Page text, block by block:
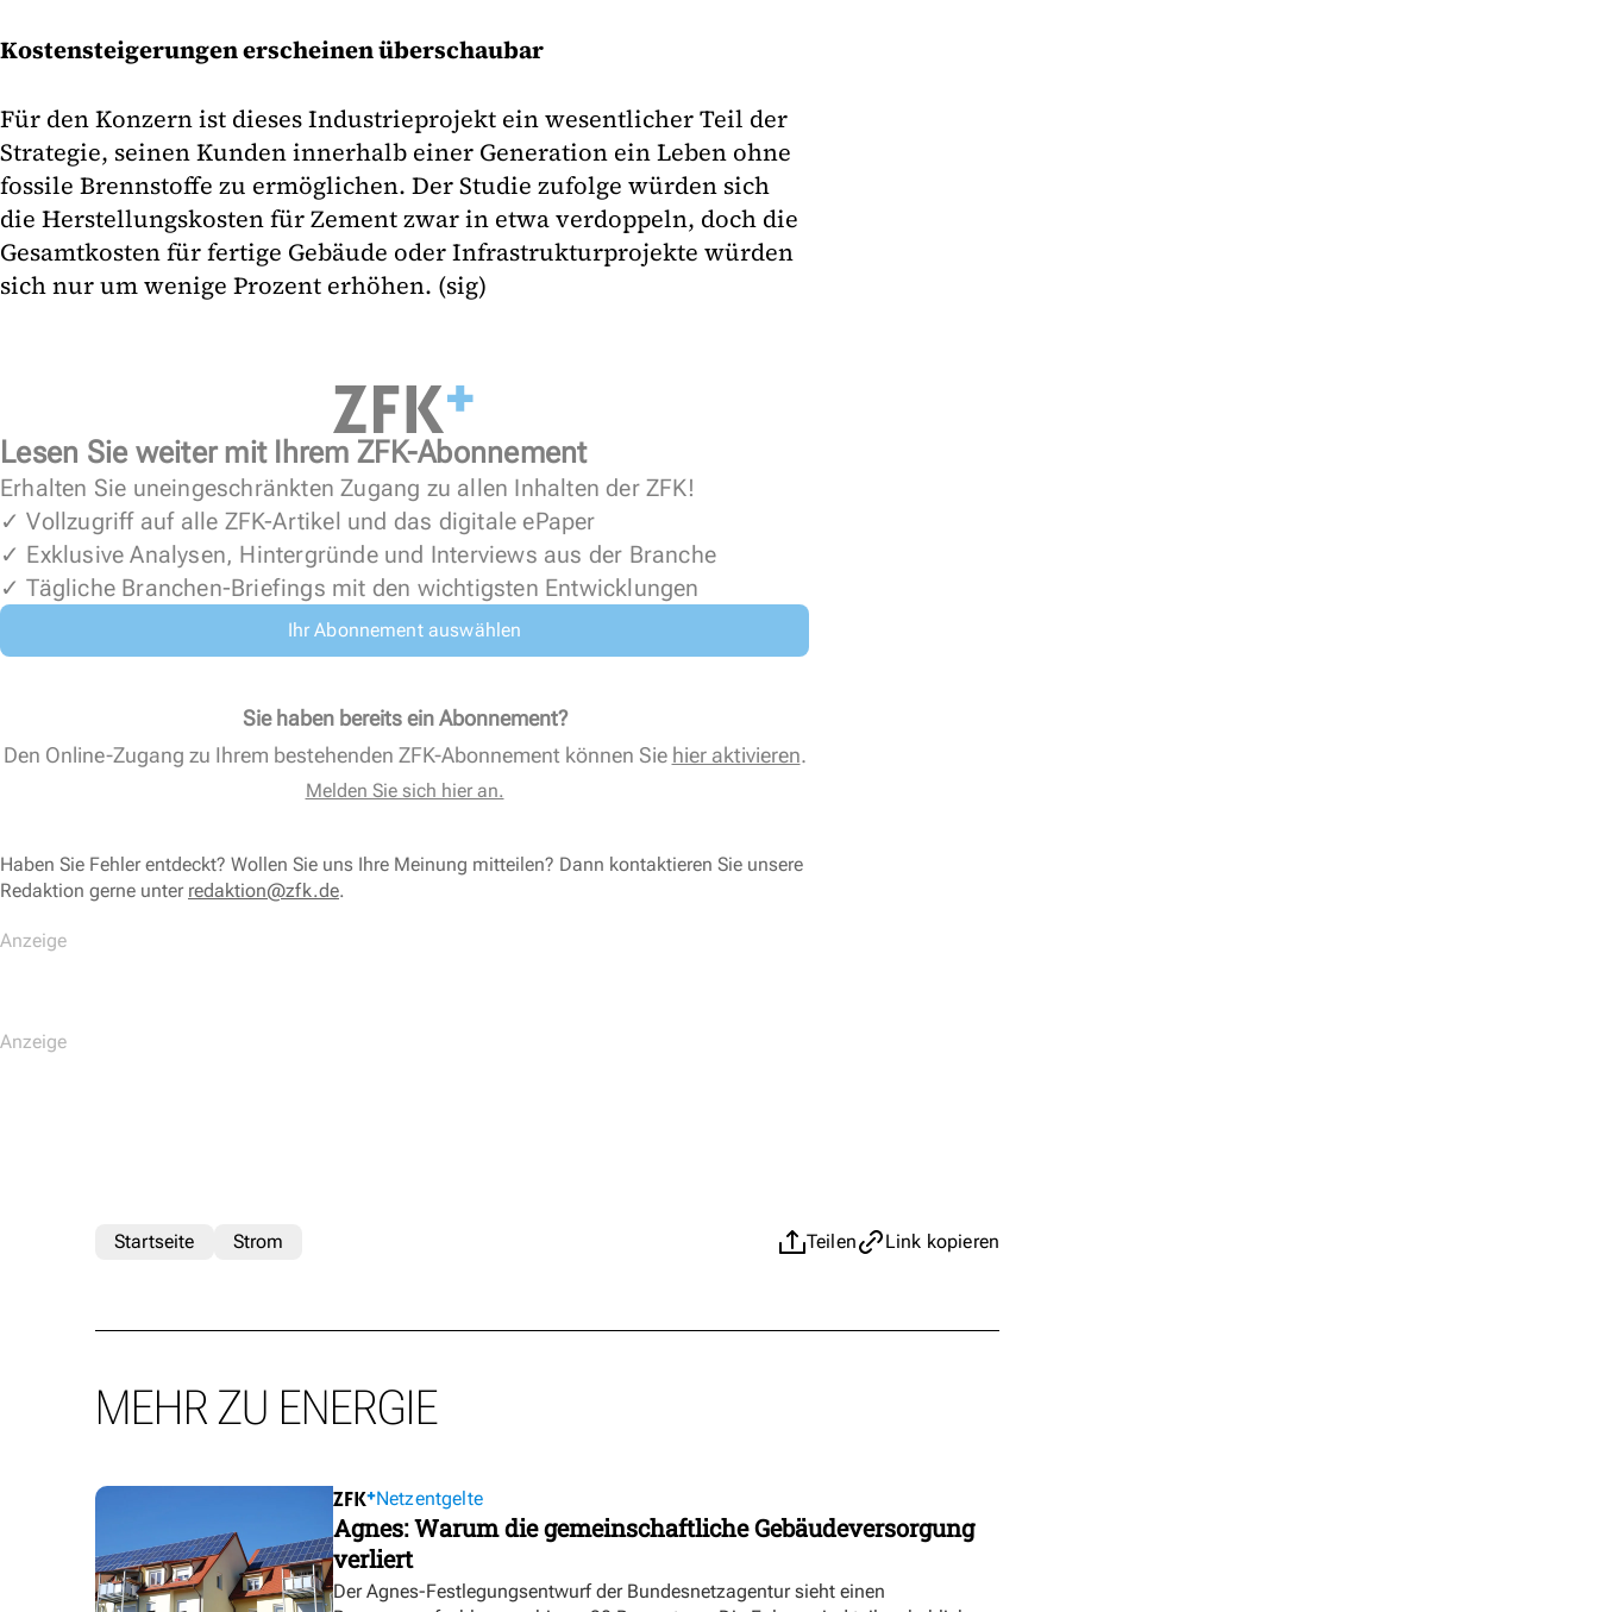
Kostensteigerungen erscheinen überschaubar
Für den Konzern ist dieses Industrieprojekt ein wesentlicher Teil der
Strategie, seinen Kunden innerhalb einer Generation ein Leben ohne
fossile Brennstoffe zu ermöglichen. Der Studie zufolge würden sich
die Herstellungskosten für Zement zwar in etwa verdoppeln, doch die
Gesamtkosten für fertige Gebäude oder Infrastrukturprojekte würden
sich nur um wenige Prozent erhöhen. (sig)
Lesen Sie weiter mit Ihrem ZFK-Abonnement
Erhalten Sie uneingeschränkten Zugang zu allen Inhalten der ZFK!
✓ Vollzugriff auf alle ZFK-Artikel und das digitale ePaper
✓ Exklusive Analysen, Hintergründe und Interviews aus der Branche
✓ Tägliche Branchen-Briefings mit den wichtigsten Entwicklungen
Ihr Abonnement auswählen
Sie haben bereits ein Abonnement?
Den Online-Zugang zu Ihrem bestehenden ZFK-Abonnement können Sie hier aktivieren.
Melden Sie sich hier an.
Haben Sie Fehler entdeckt? Wollen Sie uns Ihre Meinung mitteilen? Dann kontaktieren Sie unsere
Redaktion gerne unter redaktion@zfk.de.
Teilen Link kopieren
Startseite Strom
MEHR ZU ENERGIE
Netzentgelte
Agnes: Warum die gemeinschaftliche Gebäudeversorgung
verliert
Der Agnes-Festlegungsentwurf der Bundesnetzagentur sieht einen